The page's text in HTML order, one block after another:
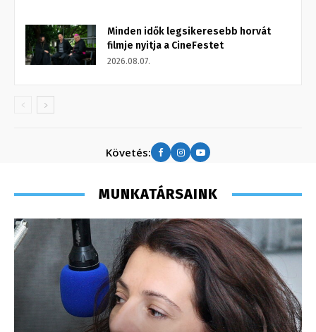
Minden idők legsikeresebb horvát
filmje nyitja a CineFestet
2026.08.07.
Követés:
MUNKATÁRSAINK